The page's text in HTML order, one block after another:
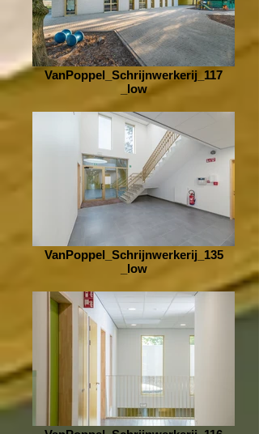
VanPoppel_Schrijnwerkerij_117
_low
VanPoppel_Schrijnwerkerij_135
_low